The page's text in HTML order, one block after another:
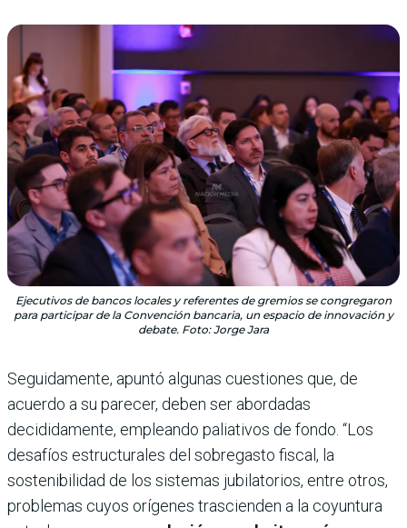
Ejecutivos de bancos locales y referentes de gremios se congregaron
para participar de la Convención bancaria, un espacio de innovación y
debate. Foto: Jorge Jara
Seguidamente, apuntó algunas cuestiones que, de
acuerdo a su parecer, deben ser abordadas
decididamente, empleando paliativos de fondo. “Los
desafíos estructurales del sobregasto fiscal, la
sostenibilidad de los sistemas jubilatorios, entre otros,
problemas cuyos orígenes trascienden a la coyuntura